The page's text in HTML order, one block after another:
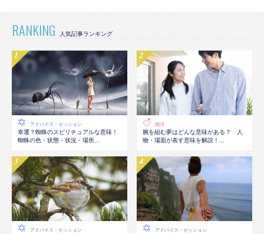
RANKING
アドバイス・セッション
幸運？蜘蛛のスピリチュアルな意味！
蜘蛛の色・状態・状況・場所...
婚活
腕を組む夢はどんな意味がある？ 人
物・場面が表す意味を解説！...
アドバイス・セッション アドバイス・セッション